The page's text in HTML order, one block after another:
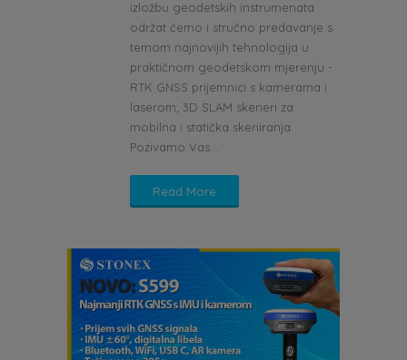
izložbu geodetskih instrumenata
održat ćemo i stručno predavanje s
temom najnovijih tehnologija u
praktičnom geodetskom mjerenju -
RTK GNSS prijemnici s kamerama i
laserom; 3D SLAM skeneri za
mobilna i statička skeniranja.
Pozivamo Vas...
Read More